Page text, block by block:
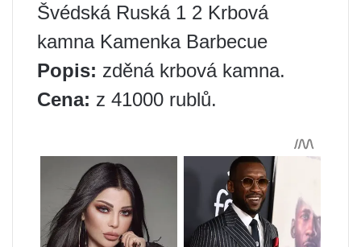
Švédská Ruská 1 2 Krbová
kamna Kamenka Barbecue
Popis: zděná krbová kamna.
Cena: z 41000 rublů.